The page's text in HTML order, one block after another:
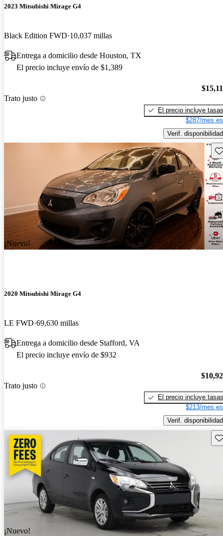
2023 Mitsubishi Mirage G4
Black Edition FWD 10,037 millas
Entrega a domicilio desde Houston, TX
El precio incluye envío de $1,389
Trato justo
El precio incluye tasas
$287/mes
Verif. disponibilidad
¡Nuevo!
2020 Mitsubishi Mirage G4
LE FWD 69,630 millas
Entrega a domicilio desde Stafford, VA
El precio incluye envío de $932
Trato justo
El precio incluye tasas
$213/mes
Verif. disponibilidad
¡Nuevo!